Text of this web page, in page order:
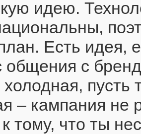
идею.
Есть идея,
общения с
пусть
– кампания не
тому, что ты